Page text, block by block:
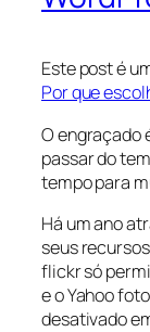
Este post é
Por que
O engraçado
passar do
tempo para
Há um ano
seus
flickr só
e o Yahoo
desativado